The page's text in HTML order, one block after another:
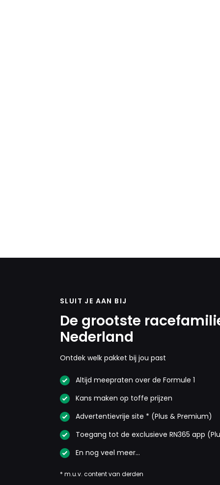
SLUIT JE AAN BIJ
De grootste
Nederland
Ontdek welk pakket bij jou past
Altijd meepraten over de Formule 1
Kans maken op toffe prijzen
Advertentievrije site * (Plus & Premium)
Toegang tot de exclusieve RN365 app
En nog veel meer…
* m.u.v. content van derden